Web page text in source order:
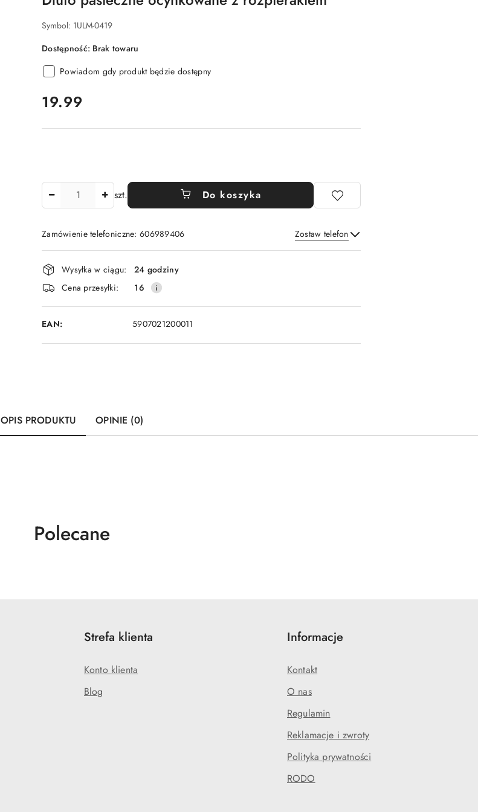
Symbol: 1ULM-0419
Dostępność: Brak towaru
Powiadom gdy produkt będzie dostępny
cena:
19.99
szt. Do koszyka
Zamówienie telefoniczne: 606989406 Zostaw telefon
Wyślij
Dostępność
i
dostawa
Wysyłka w ciągu:
24 godziny
Cena przesyłki:
16
EAN: 5907021200011
OPIS PRODUKTU OPINIE (0)
Produkty
Polecane
Strefa klienta
Konto klienta
Blog
Informacje
Kontakt
O nas
Regulamin
Reklamacje i zwroty
Polityka prywatności
RODO